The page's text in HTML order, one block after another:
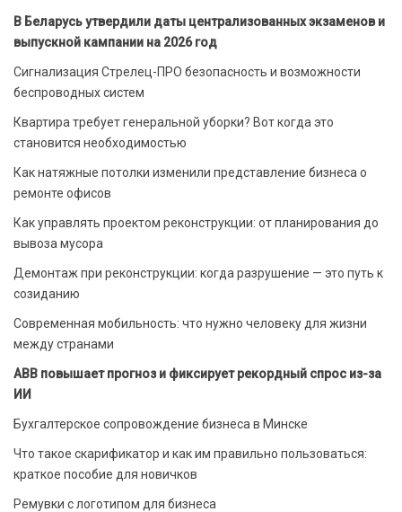
В Беларусь утвердили даты централизованных экзаменов и
выпускной кампании на 2026 год
Сигнализация Стрелец-ПРО безопасность и возможности
беспроводных систем
Квартира требует генеральной уборки? Вот когда это
становится необходимостью
Как натяжные потолки изменили представление бизнеса о
ремонте офисов
Как управлять проектом реконструкции: от планирования до
вывоза мусора
Демонтаж при реконструкции: когда разрушение — это путь к
созиданию
Современная мобильность: что нужно человеку для жизни
между странами
ABB повышает прогноз и фиксирует рекордный спрос из-за
ИИ
Бухгалтерское сопровождение бизнеса в Минске
Что такое скарификатор и как им правильно пользоваться:
краткое пособие для новичков
Ремувки с логотипом для бизнеса